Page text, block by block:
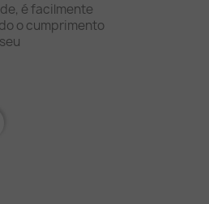
é facilmente
o cumprimento